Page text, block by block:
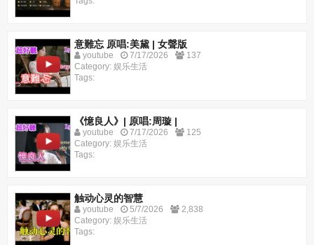
意難忘 原唱:美黛 | 女聲版
youtube 7/17/2026
137
Category: 娱乐生活
Tags:
《憶良人》| 原唱:周璇 |
youtube 7/17/2026
125
Category: 娱乐生活
Tags:
触动心灵的智慧
youtube 5/7/2026
2,838
Category: 娱乐生活
Tags: